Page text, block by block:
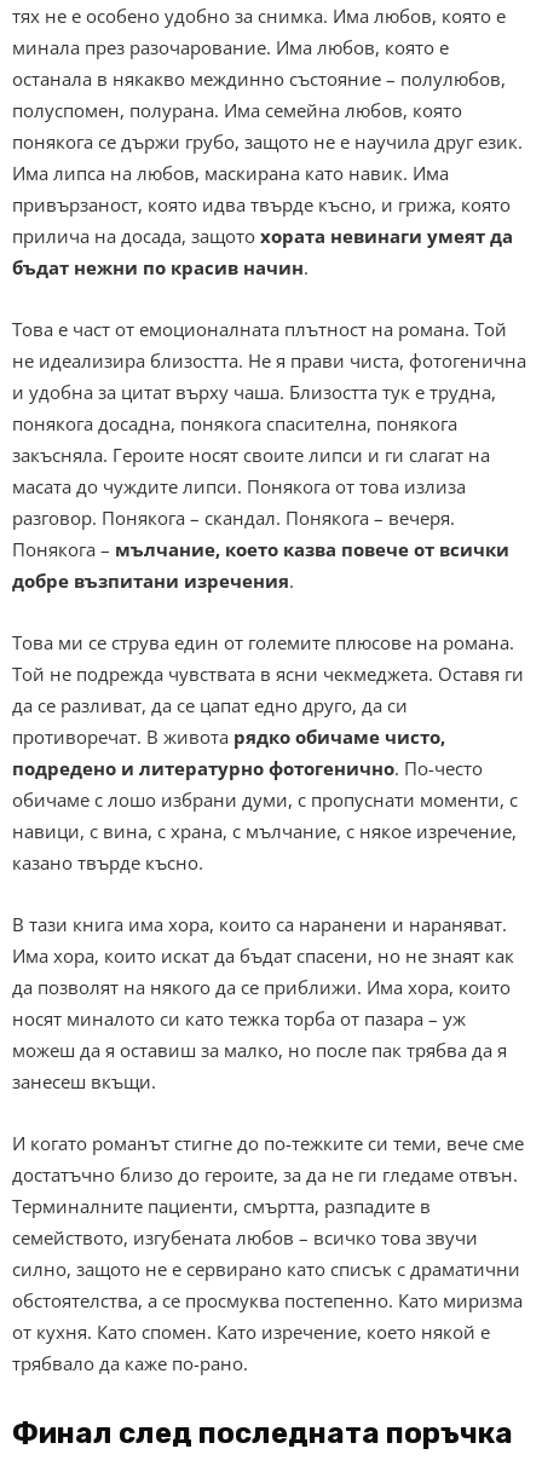
тях не е особено удобно за снимка. Има любов, която е
минала през разочарование. Има любов, която е
останала в някакво междинно състояние – полулюбов,
полуспомен, полурана. Има семейна любов, която
понякога се държи грубо, защото не е научила друг език.
Има липса на любов, маскирана като навик. Има
привързаност, която идва твърде късно, и грижа, която
прилича на досада, защото хората невинаги умеят да
бъдат нежни по красив начин.
Това е част от емоционалната плътност на романа. Той
не идеализира близостта. Не я прави чиста, фотогенична
и удобна за цитат върху чаша. Близостта тук е трудна,
понякога досадна, понякога спасителна, понякога
закъсняла. Героите носят своите липси и ги слагат на
масата до чуждите липси. Понякога от това излиза
разговор. Понякога – скандал. Понякога – вечеря.
Понякога – мълчание, което казва повече от всички
добре възпитани изречения.
Това ми се струва един от големите плюсове на романа.
Той не подрежда чувствата в ясни чекмеджета. Оставя ги
да се разливат, да се цапат едно друго, да си
противоречат. В живота рядко обичаме чисто,
подредено и литературно фотогенично. По-често
обичаме с лошо избрани думи, с пропуснати моменти, с
навици, с вина, с храна, с мълчание, с някое изречение,
казано твърде късно.
В тази книга има хора, които са наранени и нараняват.
Има хора, които искат да бъдат спасени, но не знаят как
да позволят на някого да се приближи. Има хора, които
носят миналото си като тежка торба от пазара – уж
можеш да я оставиш за малко, но после пак трябва да я
занесеш вкъщи.
И когато романът стигне до по-тежките си теми, вече сме
достатъчно близо до героите, за да не ги гледаме отвън.
Терминалните пациенти, смъртта, разпадите в
семейството, изгубената любов – всичко това звучи
силно, защото не е сервирано като списък с драматични
обстоятелства, а се просмуква постепенно. Като миризма
от кухня. Като спомен. Като изречение, което някой е
трябвало да каже по-рано.
Финал след последната поръчка